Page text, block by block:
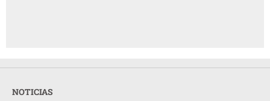
NOTICIAS